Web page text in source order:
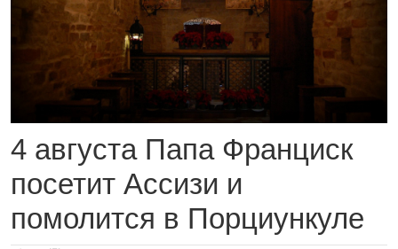
4 августа Папа Франциск
посетит Ассизи и
помолится в Порциункуле